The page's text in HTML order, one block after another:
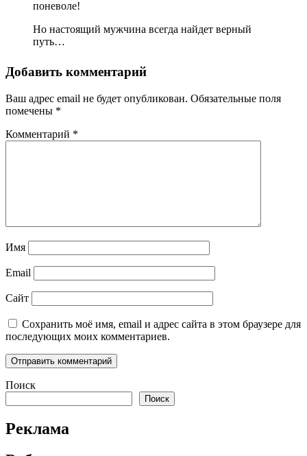
поневоле!
Но настоящий мужчина всегда найдет верный
путь…
Добавить комментарий
Ваш адрес email не будет опубликован. Обязательные поля
помечены *
Комментарий *
Имя
Email
Сайт
Сохранить моё имя, email и адрес сайта в этом браузере для
последующих моих комментариев.
Поиск
Поиск
Реклама